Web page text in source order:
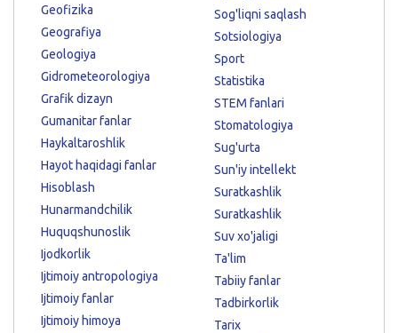
Geofizika
Geografiya
Geologiya
Gidrometeorologiya
Grafik dizayn
Gumanitar fanlar
Haykaltaroshlik
Hayot haqidagi fanlar
Hisoblash
Hunarmandchilik
Huquqshunoslik
Ijodkorlik
Ijtimoiy antropologiya
Ijtimoiy fanlar
Ijtimoiy himoya
Sog'liqni saqlash
Sotsiologiya
Sport
Statistika
STEM fanlari
Stomatologiya
Sug'urta
Sun'iy intellekt
Suratkashlik
Suratkashlik
Suv xo'jaligi
Ta'lim
Tabiiy fanlar
Tadbirkorlik
Tarix